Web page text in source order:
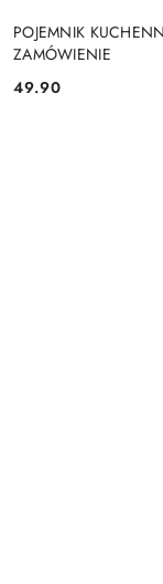
POJEMNIK
ZAMÓWIENIE
Cena:
49.90